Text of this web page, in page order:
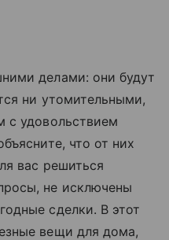
делами: они будут
ни утомительными,
с удовольствием
что от них
вас решиться
не исключены
сделки. В этот
вещи для дома,